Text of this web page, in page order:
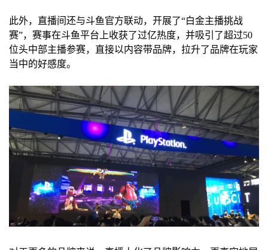
此外，直播间还与斗鱼官方联动，开展了“白金主播挑战
赛”，赛事在斗鱼平台上收获了过亿热度，并吸引了超过50
位头中部主播参赛，直接以内容带品牌，拉升了品牌在玩家
当中的好感度。